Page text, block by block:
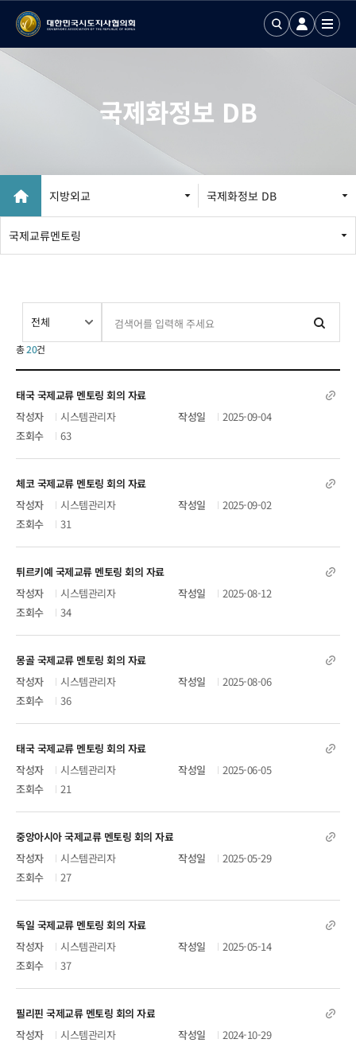
지방외교 추진
국제업무24
국제기구회의
국제화정보 DB
지방외교 국제화정보 DB
국제교류멘토링
총20건
태국 국제교류 멘토링 회의 자료
시스템관리자
2025-09-04
63
체코 국제교류 멘토링 회의 자료
시스템관리자
2025-09-02
31
튀르키예 국제교류 멘토링 회의 자료
시스템관리자
2025-08-12
34
몽골 국제교류 멘토링 회의 자료
시스템관리자
2025-08-06
36
태국 국제교류 멘토링 회의 자료
시스템관리자
2025-06-05
21
중앙아시아 국제교류 멘토링 회의 자료
시스템관리자
2025-05-29
27
독일 국제교류 멘토링 회의 자료
시스템관리자
2025-05-14
37
필리핀 국제교류 멘토링 회의 자료
시스템관리자
2024-10-29